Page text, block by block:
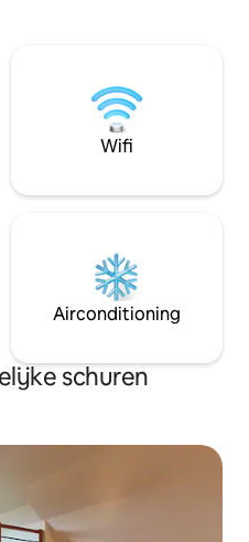
wilde
van $
zijn perfect voor
golf of
een klein stukje
Wifi
Airconditioning
schuren